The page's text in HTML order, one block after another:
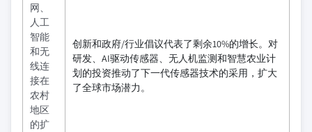
网、
人工
智能
和无
线连
接在
农村
地区
的扩
创新和政府/行业倡议代表了剩余10%的增长。对
研发、AI驱动传感器、无人机监测和智慧农业计
划的投资推动了下一代传感器技术的采用，扩大
了全球市场潜力。